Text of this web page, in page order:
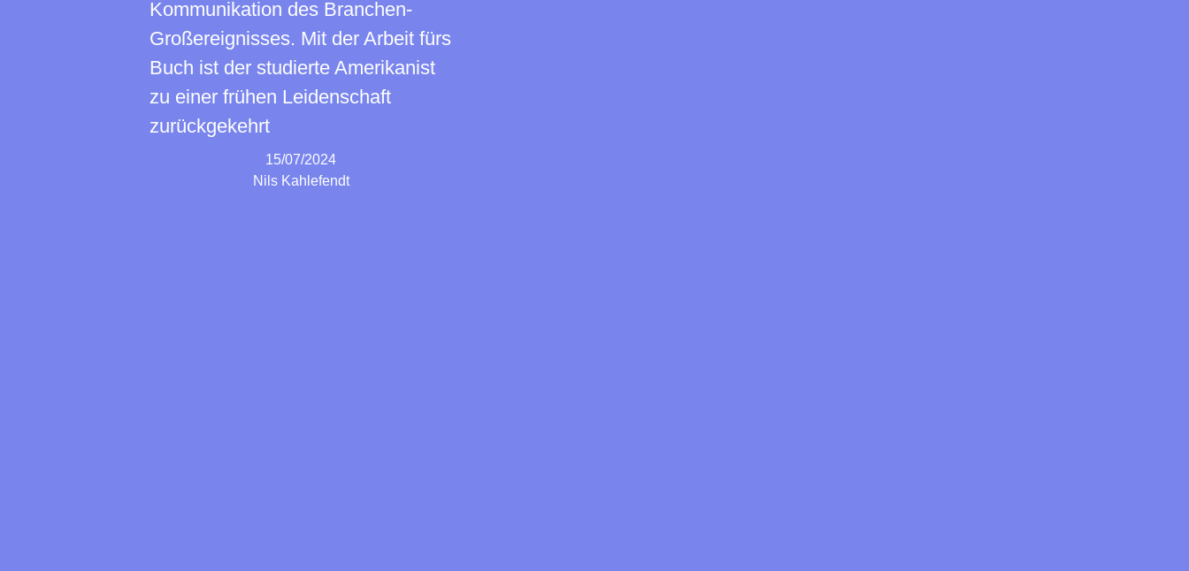
Kommunikation des Branchen-
Großereignisses. Mit der Arbeit fürs
Buch ist der studierte Amerikanist
zu einer frühen Leidenschaft
zurückgekehrt
15/07/2024
Nils Kahlefendt